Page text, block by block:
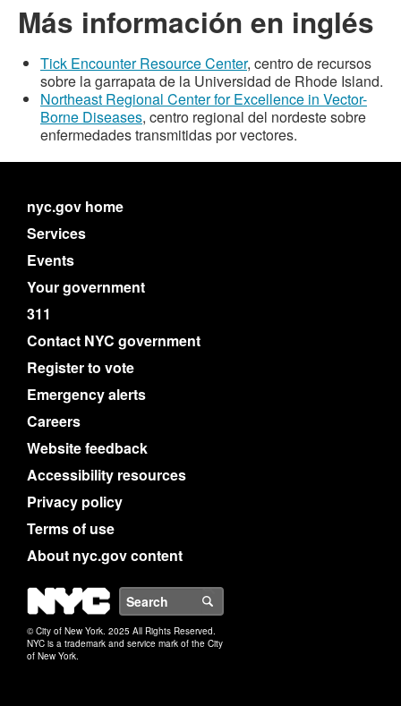
Más información en inglés
Tick Encounter Resource Center, centro de recursos
sobre la garrapata de la Universidad de Rhode Island.
Northeast Regional Center for Excellence in Vector-
Borne Diseases, centro regional del nordeste sobre
enfermedades transmitidas por vectores.
nyc.gov home
Services
Events
Your government
311
Contact NYC government
Register to vote
Emergency alerts
Careers
Website feedback
Accessibility resources
Privacy policy
Terms of use
About nyc.gov content
NYC
© City of New York. 2025 All Rights Reserved.
NYC is a trademark and service mark of the City
of New York.